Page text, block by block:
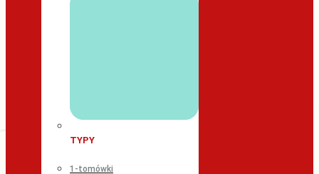
TYPY
1-tomówki